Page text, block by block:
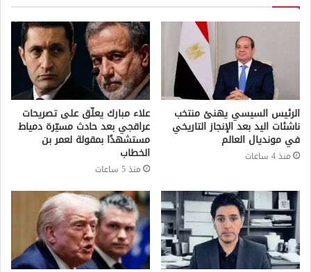
الرئيس السيسي يهنئ منتخب
ناشئات اليد بعد الإنجاز التاريخي
في مونديال العالم
منذ 4 ساعات
علاء مبارك يعلّق على تصريحات
عراقجي بعد حادث مسيّرة دمياط
مستشهدًا بمقولة لعمر بن
الخطاب
منذ 5 ساعات